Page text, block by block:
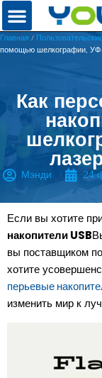
Главная /
помощью шелкографии, УФ-
Как
Мэнди 24
Если вы хотите
накопители USB
вы поставщиком
хотите
перьевые
изменить мир к